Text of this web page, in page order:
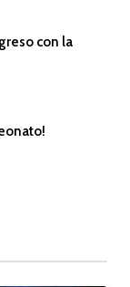
con la